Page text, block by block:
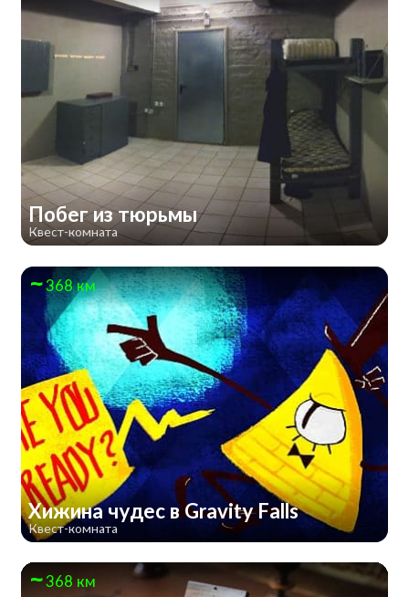
Побег из тюрьмы
Квест-комната
368 км
Хижина чудес в Gravity Falls
Квест-комната
368 км